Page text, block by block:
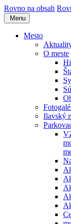
Rovno na obsah
Menu
Mesto
O meste
Ilavský